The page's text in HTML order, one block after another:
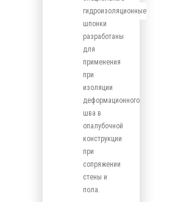
гидроизоляционные
шпонки
разработаны
для
применения
при
изоляции
деформационного
шва в
опалубочной
конструкции
при
сопряжении
стены и
пола.